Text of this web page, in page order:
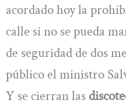
acordado hoy la
calle si no se pueda
de seguridad de dos
público el ministro
Y se cierran las